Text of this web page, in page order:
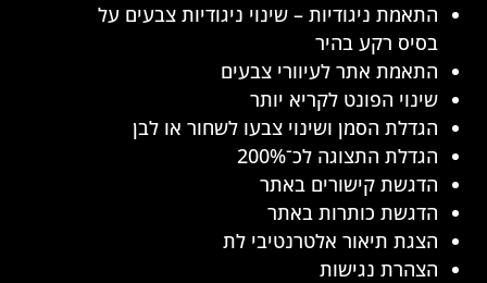
התאמת ניגודיות – שינוי ניגודיות צבעים על
בסיס רקע בהיר
התאמת אתר לעיוורי צבעים
שינוי הפונט לקריא יותר
הגדלת הסמן ושינוי צבעו לשחור או לבן
הגדלת התצוגה לכ־200%
הדגשת קישורים באתר
הדגשת כותרות באתר
הצגת תיאור אלטרנטיבי לת
הצהרת נגישות